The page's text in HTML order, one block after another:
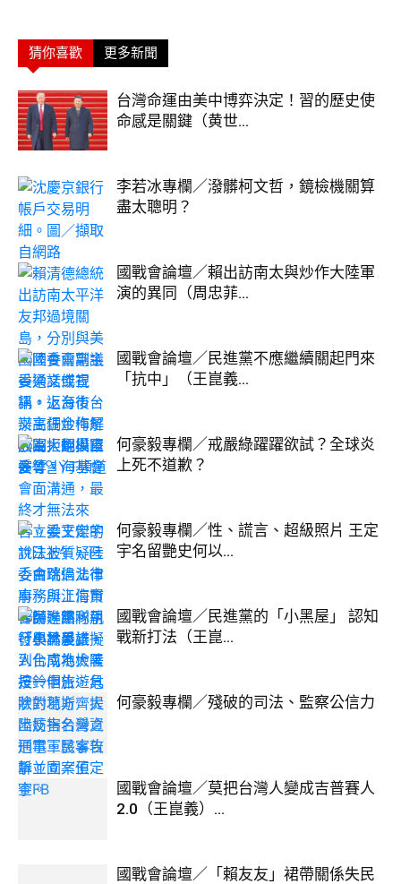
猜你喜歡 更多新聞
台灣命運由美中博弈決定！習的歷史使
命感是關鍵（黄世...
李若冰專欄／潑髒柯文哲，鏡檢機關算
盡太聰明？
國戰會論壇／賴出訪南太與炒作大陸軍
演的異同（周忠菲...
國戰會論壇／民進黨不應繼續關起門來
「抗中」（王崑義...
何豪毅專欄／戒嚴綠躍躍欲試？全球炎
上死不道歉？
何豪毅專欄／性、謊言、超級照片 王定
宇名留艷史何以...
國戰會論壇／民進黨的「小黑屋」 認知
戰新打法（王崑...
何豪毅專欄／殘破的司法、監察公信力
國戰會論壇／莫把台灣人變成吉普賽人
2.0（王崑義）...
國戰會論壇／「賴友友」裙帶關係失民